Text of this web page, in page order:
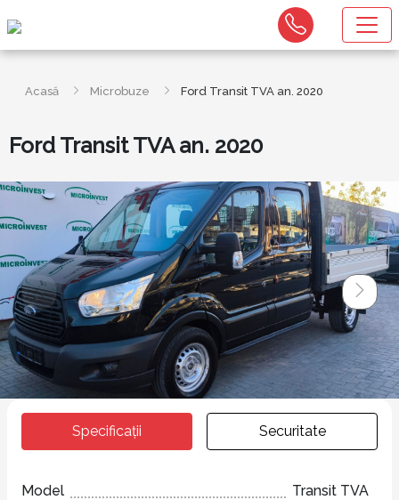
Acasă Microbuze Ford Transit TVA an. 2020
Ford Transit TVA an. 2020
Specificații Securitate
Model
Transit TVA